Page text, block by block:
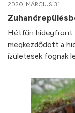
2020. MÁRCIUS 31.
Hétfőn
megkezdődött a
ízületesek fognak